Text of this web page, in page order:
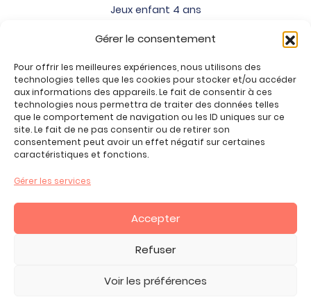
Gérer le consentement
Pour offrir les meilleures expériences, nous utilisons des
technologies telles que les cookies pour stocker et/ou accéder
aux informations des appareils. Le fait de consentir à ces
technologies nous permettra de traiter des données telles
que le comportement de navigation ou les ID uniques sur ce
site. Le fait de ne pas consentir ou de retirer son
consentement peut avoir un effet négatif sur certaines
caractéristiques et fonctions.
Gérer les services
Accepter
Refuser
Voir les préférences
Jeux enfant 4 ans
Jeux enfant 6 ans
Jeux enfant 7 ans
Jeux enfant 8 ans
Jeux enfant 9 ans
Jeux enfant 10 ans
Jeux enfant 11 ans
Jeux enfant 12 ans
Promos jeux de loisirs créatifs
Plan du site
Contact
CGV